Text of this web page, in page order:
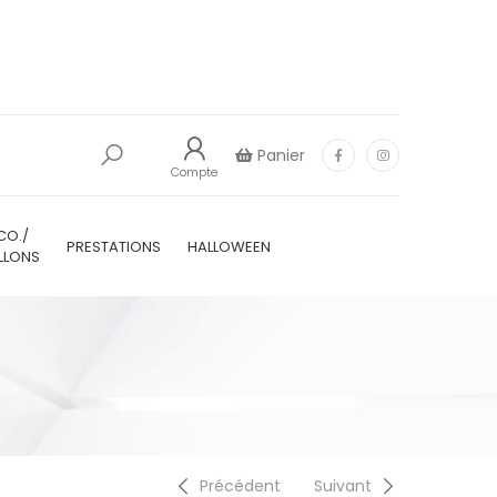
Compte
Panier
PRESTATIONS HALLOWEEN
Précédent Suivant